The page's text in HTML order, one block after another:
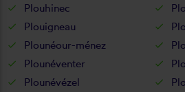
Plouhinec
Plouigneau
Plounéour-ménez
Plounéventer
Plounévézel